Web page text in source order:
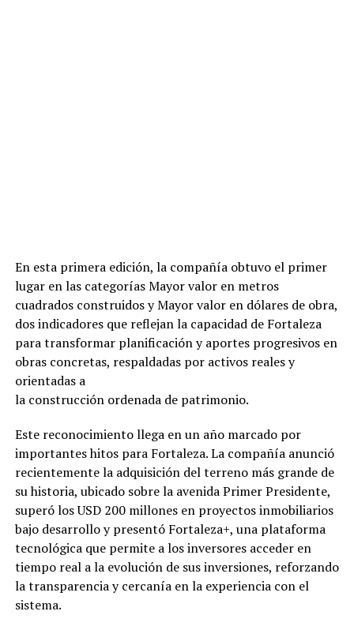
En esta primera edición, la compañía obtuvo el primer
lugar en las categorías Mayor valor en metros
cuadrados construidos y Mayor valor en dólares de obra,
dos indicadores que reflejan la capacidad de Fortaleza
para transformar planificación y aportes progresivos en
obras concretas, respaldadas por activos reales y
orientadas a
la construcción ordenada de patrimonio.
Este reconocimiento llega en un año marcado por
importantes hitos para Fortaleza. La compañía anunció
recientemente la adquisición del terreno más grande de
su historia, ubicado sobre la avenida Primer Presidente,
superó los USD 200 millones en proyectos inmobiliarios
bajo desarrollo y presentó Fortaleza+, una plataforma
tecnológica que permite a los inversores acceder en
tiempo real a la evolución de sus inversiones, reforzando
la transparencia y cercanía en la experiencia con el
sistema.